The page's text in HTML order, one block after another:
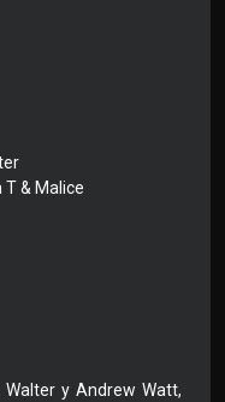
T & Malice
Walter y Andrew Watt,